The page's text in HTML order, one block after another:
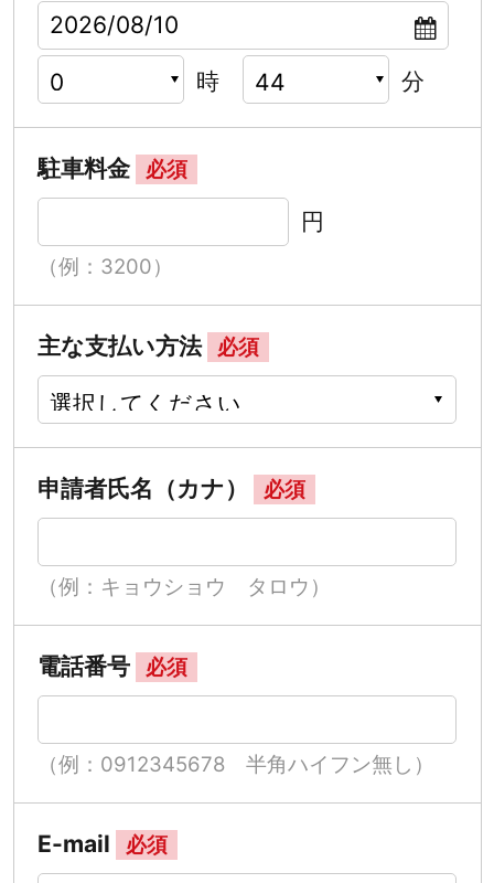
時 分
駐車料金 必須
円
（例：3200）
主な支払い方法 必須
申請者氏名（カナ） 必須
（例：キョウショウ タロウ）
電話番号 必須
（例：0912345678 半角ハイフン無し）
E-mail 必須